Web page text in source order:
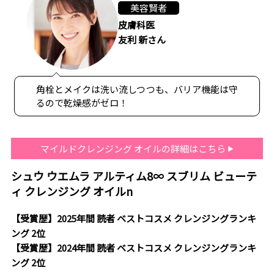
美容賢者
皮膚科医
友利 新さん
角栓とメイクは洗い流しつつも、バリア機能は守
るので乾燥感がゼロ！
マイルドクレンジング オイルの詳細はこちら
シュウ ウエムラ アルティム8∞ スブリム ビューテ
ィ クレンジング オイルn
【受賞歴】2025年間 読者 ベストコスメ クレンジングランキ
ング 2位
【受賞歴】2024年間 読者 ベストコスメ クレンジングランキ
ング 2位